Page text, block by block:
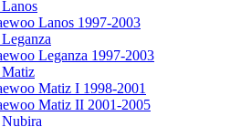
Lanos 1997-2003
Leganza 1997-2003
Matiz I 1998-2001
Matiz II 2001-2005